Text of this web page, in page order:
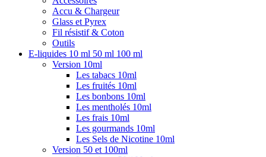
Accu & Chargeur
Glass et Pyrex
Fil résistif & Coton
Outils
E-liquides 10 ml 50 ml 100 ml
Version 10ml
Les tabacs 10ml
Les fruités 10ml
Les bonbons 10ml
Les mentholés 10ml
Les frais 10ml
Les gourmands 10ml
Les Sels de Nicotine 10ml
Version 50 et 100ml